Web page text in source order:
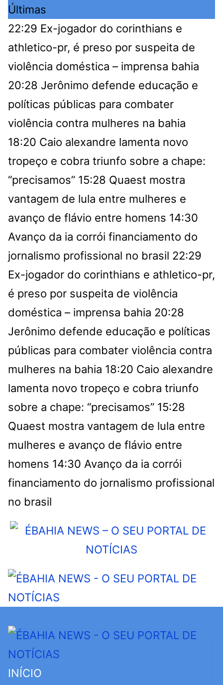
Últimas
22:29 Ex-jogador do corinthians e
athletico-pr, é preso por suspeita de
violência doméstica – imprensa bahia
20:28 Jerônimo defende educação e
políticas públicas para combater
violência contra mulheres na bahia
18:20 Caio alexandre lamenta novo
tropeço e cobra triunfo sobre a chape:
“precisamos” 15:28 Quaest mostra
vantagem de lula entre mulheres e
avanço de flávio entre homens 14:30
Avanço da ia corrói financiamento do
jornalismo profissional no brasil 22:29
Ex-jogador do corinthians e athletico-pr,
é preso por suspeita de violência
doméstica – imprensa bahia 20:28
Jerônimo defende educação e políticas
públicas para combater violência contra
mulheres na bahia 18:20 Caio alexandre
lamenta novo tropeço e cobra triunfo
sobre a chape: “precisamos” 15:28
Quaest mostra vantagem de lula entre
mulheres e avanço de flávio entre
homens 14:30 Avanço da ia corrói
financiamento do jornalismo profissional
no brasil
INÍCIO